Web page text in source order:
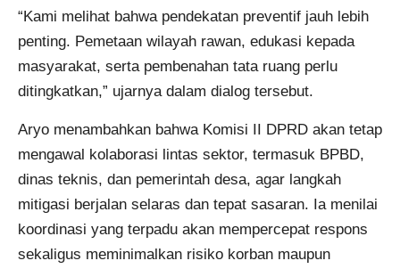
“Kami melihat bahwa pendekatan preventif jauh lebih
penting. Pemetaan wilayah rawan, edukasi kepada
masyarakat, serta pembenahan tata ruang perlu
ditingkatkan,” ujarnya dalam dialog tersebut.
Aryo menambahkan bahwa Komisi II DPRD akan tetap
mengawal kolaborasi lintas sektor, termasuk BPBD,
dinas teknis, dan pemerintah desa, agar langkah
mitigasi berjalan selaras dan tepat sasaran. Ia menilai
koordinasi yang terpadu akan mempercepat respons
sekaligus meminimalkan risiko korban maupun